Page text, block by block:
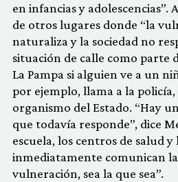
en infancias y adolescencias”.
de otros lugares donde “la
naturaliza y la sociedad no
situación de calle como parte
La Pampa si alguien ve a un
por ejemplo, llama a la
organismo del Estado. “Hay
que todavía responde”, dice
escuela, los centros de salud
inmediatamente comunican
vulneración, sea la que sea”.